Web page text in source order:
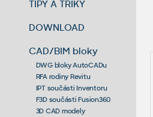
TIPY A TRIKY
DOWNLOAD
CAD/BIM bloky
DWG bloky AutoCADu
RFA rodiny Revitu
IPT součásti Inventoru
F3D součásti Fusion360
3D CAD modely